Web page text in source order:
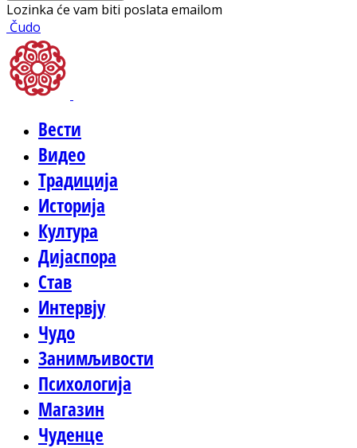
Lozinka će vam biti poslata emailom
Čudo
Вести
Видео
Традиција
Историја
Култура
Дијаспора
Став
Интервју
Чудо
Занимљивости
Психологија
Магазин
Чуденце